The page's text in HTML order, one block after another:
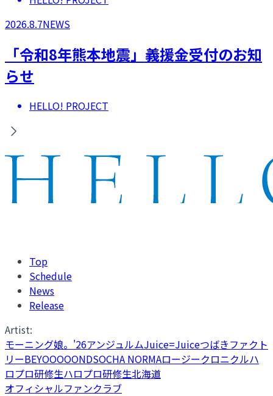
2026.8.7NEWS
「令和8年熊本地震」義援金受付のお知
らせ
HELLO! PROJECT
Top
Schedule
News
Release
Artist:
モーニング娘。'26アンジュルムJuice=Juiceつばきファクト
リーBEYOOOOONDSOCHA NORMAロージークロニクルハ
ロプロ研修生ハロプロ研修生北海道
オフィシャルファンクラブ